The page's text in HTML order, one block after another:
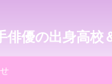
優の出身高校